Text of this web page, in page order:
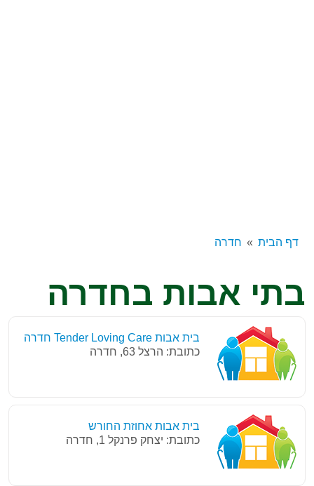
דף הבית חדרה
בתי אבות בחדרה
בית אבות Tender Loving Care חדרה
כתובת: הרצל 63, חדרה
בית אבות אחוזת החורש
כתובת: יצחק פרנקל 1, חדרה